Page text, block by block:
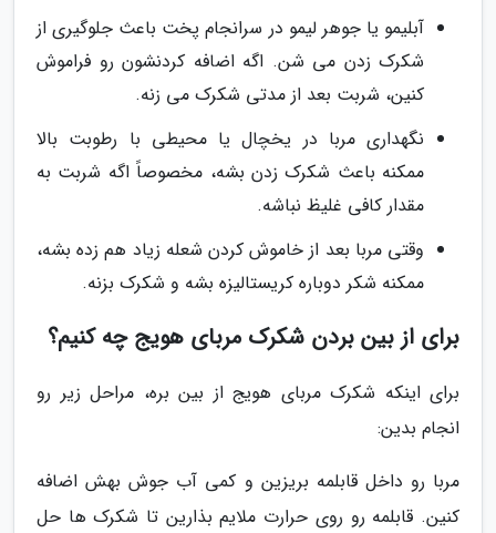
آبلیمو یا جوهر لیمو در سرانجام پخت باعث جلوگیری از
شکرک زدن می شن. اگه اضافه کردنشون رو فراموش
کنین، شربت بعد از مدتی شکرک می زنه.
نگهداری مربا در یخچال یا محیطی با رطوبت بالا
ممکنه باعث شکرک زدن بشه، مخصوصاً اگه شربت به
مقدار کافی غلیظ نباشه.
وقتی مربا بعد از خاموش کردن شعله زیاد هم زده بشه،
ممکنه شکر دوباره کریستالیزه بشه و شکرک بزنه.
برای از بین بردن شکرک مربای هویج چه کنیم؟
برای اینکه شکرک مربای هویج از بین بره، مراحل زیر رو
انجام بدین:
مربا رو داخل قابلمه بریزین و کمی آب جوش بهش اضافه
کنین. قابلمه رو روی حرارت ملایم بذارین تا شکرک ها حل